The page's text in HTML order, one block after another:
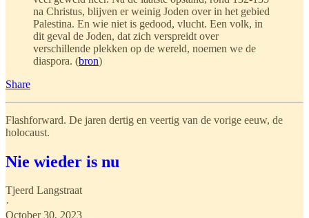
na Christus, blijven er weinig Joden over in het gebied
Palestina. En wie niet is gedood, vlucht. Een volk, in
dit geval de Joden, dat zich verspreidt over
verschillende plekken op de wereld, noemen we de
diaspora. (bron)
Share
Flashforward. De jaren dertig en veertig van de vorige eeuw, de
holocaust.
Nie wieder is nu
Tjeerd Langstraat
·
October 30, 2023